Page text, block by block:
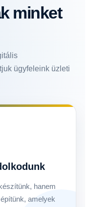
minket
ügyfeleink üzleti
hanem
amelyek